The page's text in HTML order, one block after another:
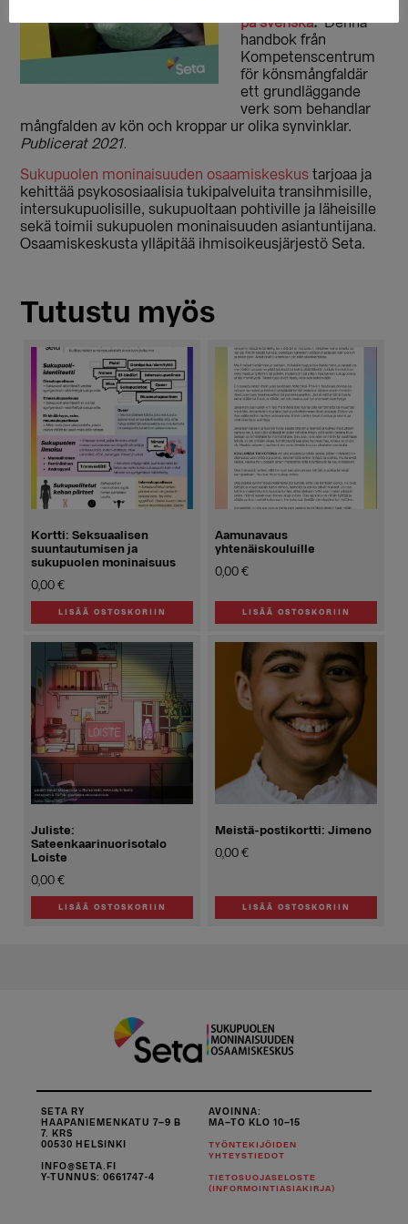
på svenska.Denna
handbok från
Kompetenscentrum
för könsmångfaldär
ett grundläggande
verk som behandlar
mångfalden av kön och kroppar ur olika synvinklar.
Publicerat 2021.
Sukupuolen moninaisuuden osaamiskeskus tarjoaa ja
kehittää psykososiaalisia tukipalveluita transihmisille,
intersukupuolisille, sukupuoltaan pohtiville ja läheisille
sekä toimii sukupuolen moninaisuuden asiantuntijana.
Osaamiskeskusta ylläpitää ihmisoikeusjärjestö Seta.
Tutustu myös
Kortti: Seksuaalisen
suuntautumisen ja
sukupuolen moninaisuus
0,00€
LISÄÄ OSTOSKORIIN
Aamunavaus
yhtenäiskouluille
0,00€
LISÄÄ OSTOSKORIIN
Juliste:
Sateenkaarinuorisotalo
Loiste
0,00€
LISÄÄ OSTOSKORIIN
Meistä-postikortti: Jimeno
0,00€
LISÄÄ OSTOSKORIIN
SETA RY
HAAPANIEMENKATU 7–9 B
7. KRS
00530 HELSINKI
INFO@SETA.FI
Y-TUNNUS: 0661747-4
AVOINNA:
MA–TO KLO 10–15
TYÖNTEKIJÖIDEN
YHTEYSTIEDOT
TIETOSUOJASELOSTE
(INFORMOINTIASIAKIRJA)